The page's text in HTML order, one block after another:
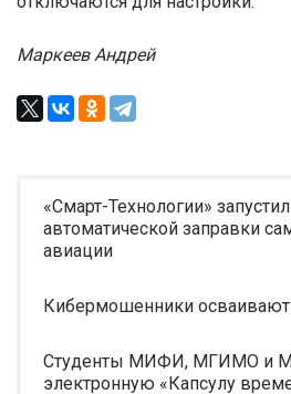
Маркеев Андрей
«Смарт-Технологии»
автоматической заправки
авиации
Кибермошенники осваивают
Студенты МИФИ, МГИМО и
электронную «Капсулу